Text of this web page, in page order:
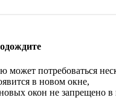
может потребоваться
в новом окне,
окон не запрещено в